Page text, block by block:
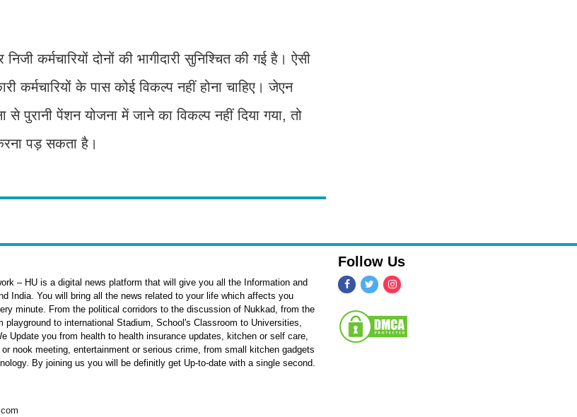
कर्मचारियों दोनों की भागीदारी सुनिश्चित की गई है। ऐसी
कर्मचारियों के पास कोई विकल्प नहीं होना चाहिए। जेएन
पुरानी पेंशन योजना में जाने का विकल्प नहीं दिया गया, तो
पड़ सकता है।
– HU is a digital news platform that will give you all the Information and
India. You will bring all the news related to your life which affects you
minute. From the political corridors to the discussion of Nukkad, from the
playground to international Stadium, School's Classroom to Universities,
Update you from health to health insurance updates, kitchen or self care,
nook meeting, entertainment or serious crime, from small kitchen gadgets
By joining us you will be definitly get Up-to-date with a single second.
Follow Us